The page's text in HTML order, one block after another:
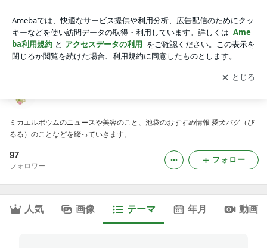
アプリをダウンロードして ブログの更新通知
を受け取りまし
ょう。
開く
ミカエルポウムのニュースや美容のこと、池袋のおすすめ情報 愛犬パグ（ぴ
るる）のことなどを綴っていきます。
97
フォロワー
フォロー
人気 画像 テーマ 年月 動画